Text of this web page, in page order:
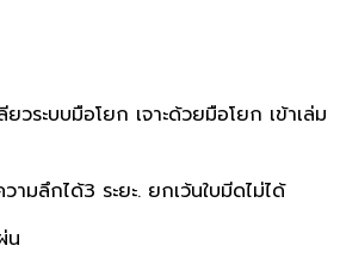
ยวระบบมือโยก เจาะด้วยมือโยก เข้าเล่ม
ามลึกได้3 ระยะ. ยกเว้นใบมีดไม่ได้
น